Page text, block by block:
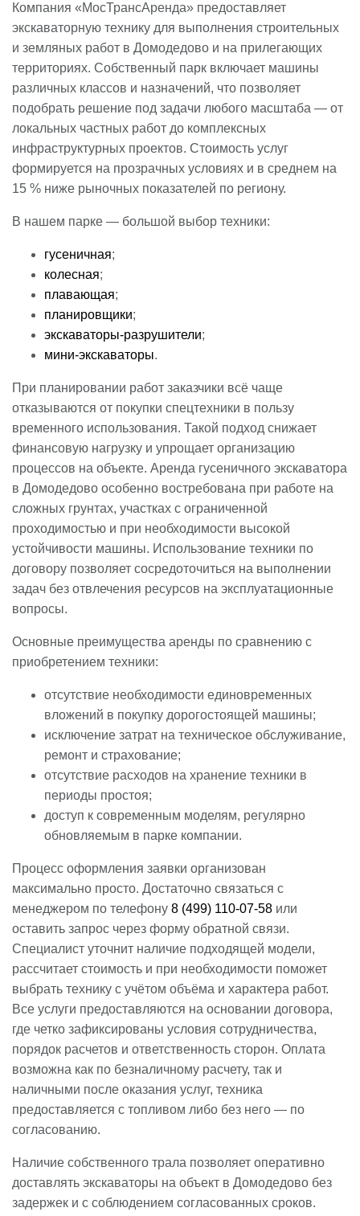
Компания «МосТрансАренда» предоставляет
экскаваторную технику для выполнения строительных
и земляных работ в Домодедово и на прилегающих
территориях. Собственный парк включает машины
различных классов и назначений, что позволяет
подобрать решение под задачи любого масштаба — от
локальных частных работ до комплексных
инфраструктурных проектов. Стоимость услуг
формируется на прозрачных условиях и в среднем на
15 % ниже рыночных показателей по региону.
В нашем парке ― большой выбор техники:
гусеничная;
колесная;
плавающая;
планировщики;
экскаваторы-разрушители;
мини-экскаваторы.
При планировании работ заказчики всё чаще
отказываются от покупки спецтехники в пользу
временного использования. Такой подход снижает
финансовую нагрузку и упрощает организацию
процессов на объекте. Аренда гусеничного экскаватора
в Домодедово особенно востребована при работе на
сложных грунтах, участках с ограниченной
проходимостью и при необходимости высокой
устойчивости машины. Использование техники по
договору позволяет сосредоточиться на выполнении
задач без отвлечения ресурсов на эксплуатационные
вопросы.
Основные преимущества аренды по сравнению с
приобретением техники:
отсутствие необходимости единовременных
вложений в покупку дорогостоящей машины;
исключение затрат на техническое обслуживание,
ремонт и страхование;
отсутствие расходов на хранение техники в
периоды простоя;
доступ к современным моделям, регулярно
обновляемым в парке компании.
Процесс оформления заявки организован
максимально просто. Достаточно связаться с
менеджером по телефону 8 (499) 110-07-58 или
оставить запрос через форму обратной связи.
Специалист уточнит наличие подходящей модели,
рассчитает стоимость и при необходимости поможет
выбрать технику с учётом объёма и характера работ.
Все услуги предоставляются на основании договора,
где четко зафиксированы условия сотрудничества,
порядок расчетов и ответственность сторон. Оплата
возможна как по безналичному расчету, так и
наличными после оказания услуг, техника
предоставляется с топливом либо без него — по
согласованию.
Наличие собственного трала позволяет оперативно
доставлять экскаваторы на объект в Домодедово без
задержек и с соблюдением согласованных сроков.